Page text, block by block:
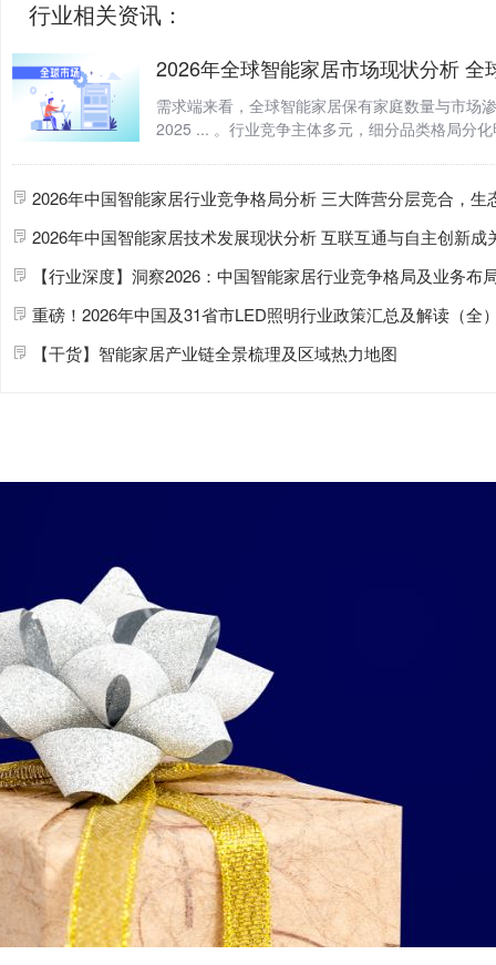
行业相关资讯：
2026年全球智能家居市场现状分析 全
需求端来看，全球智能家居保有家庭数量与市场
2025 ... 。行业竞争主体多元，细分品类格局分
2026年中国智能家居行业竞争格局分析 三大阵营分层竞合，生态构建与场景深耕成制胜
2026年中国智能家居技术发展现状分析 互联互通与自主创新成关键突破方
【行业深度】洞察2026：中国智能家居行业竞争格局及业务布局（附市场集中度、企
重磅！2026年中国及31省市LED照明行业政策汇总及解读（全） 推动行业从规模
【干货】 智能家居产业链全景梳理及区域热力地图